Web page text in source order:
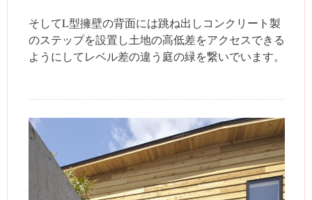
そしてL型擁壁の背面には跳ね出しコンクリート製
のステップを設置し土地の高低差をアクセスできる
ようにしてレベル差の違う庭の緑を繋いでいます。